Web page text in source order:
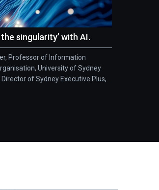
singularity’ with AI.
Professor of Information
University of Sydney
of Sydney Executive Plus,